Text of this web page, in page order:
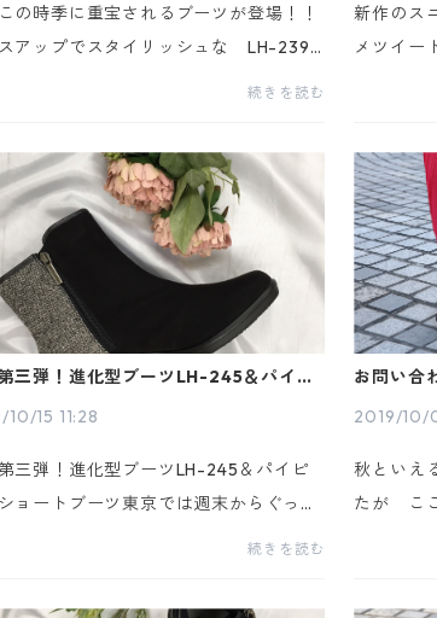
の時季に重宝されるブーツが登場！！
アップでスタイリッシュな LH-239
ー・ブラック・カーキサイズ・22.5c
・幅：3E相当・HEEL：4.5cm・日本製
¥...
続きを読む
新作のス
メツイー
アクセ
ー・ホワ
L・...
三弾！進化型ブーツLH-245＆パイピ
10/15 11:28
三弾！進化型ブーツLH-245＆パイピ
ョートブーツ東京では週末からぐっと
てきました。 秋から冬へ移行する感じ
245をご紹介します 定番ブーツを
続きを読む
お問い
2019/10/
秋といえ
たが こ
が増え
合わせ件